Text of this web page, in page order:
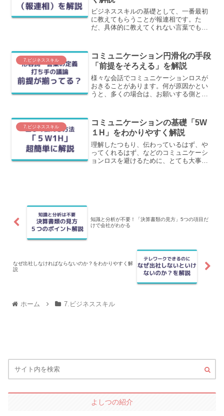
ビジネススキルの基礎として、一番最初
に教えてもらうことが報連相です。た
だ、具体的に教えてくれない言葉でもあ
いう切り口で、なぜ報連相が必要なのか
を解説します。
7.ビジネススキル
コミュニケーション円滑化の手段
「前提をそろえる」を解説
様々な会話でコミュニケーションロスが
おきることがあります。何が原因かとい
うと、多くの場合は、お願いする側とお
いて解説します。
7.ビジネススキル
コミュニケーションの基礎「5W
１H」をわかりやすく解説
理解したつもり、伝わっているはず、や
ってくれるはず、などのコミュニケーシ
ョンロスを避けるために、とても大事な
知識と分析が不要！「決算書類の見方」5つの項目だ
けで会社がわかる
なぜ出社しなければならないのか？をわかりやすく解
説
ホーム 7.ビジネススキル
よしつの紹介